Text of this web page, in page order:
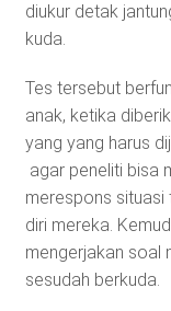
diukur detak
kuda.
Tes tersebut
anak, ketika
yang yang harus
agar peneliti bisa
merespons situasi
diri mereka.
mengerjakan soal
sesudah berkuda.